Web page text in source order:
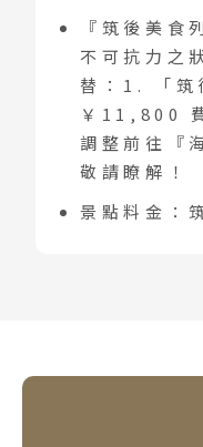
『筑後美食
不可抗力之
替：1. 「筑
￥11,800
調整前往『
敬請瞭解！
景點料金：